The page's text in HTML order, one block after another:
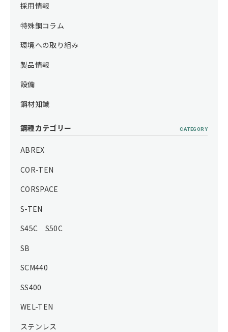
採用情報
特殊鋼コラム
環境への取り組み
製品情報
設備
鋼材知識
鋼種カテゴリー CATEGORY
ABREX
COR-TEN
CORSPACE
S-TEN
S45C S50C
SB
SCM440
SS400
WEL-TEN
ステンレス